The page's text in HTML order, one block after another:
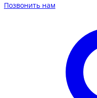
Позвонить нам